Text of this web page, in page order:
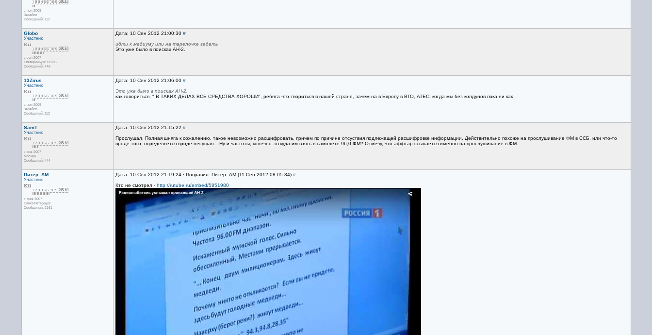
с ноя 2009
Зарайск
Сообщений: 112
Globo
Участник
с сен 2007
Екатеринбург USSS
Сообщений: 445
Дата: 10 Сен 2012 21:00:30 #
идти к медиуму или на тарелочке гадать
Это уже было в поисках АН-2.
13Zirus
Участник
с ноя 2009
Зарайск
Сообщений: 112
Дата: 10 Сен 2012 21:06:00 #
Это уже было в поисках АН-2.
как говориться, " В ТАКИХ ДЕЛАХ ВСЕ СРЕДСТВА ХОРОШИ", ребята что твориться в нашей стране, зачем на в Европу в ВТО, АТЕС, когда мы без колдунов пока ни как
SamT
Участник
с янв 2007
Москва
Сообщений: 444
Дата: 10 Сен 2012 21:15:22 #
Прослушал. Полная шняга к сожалению, такое невозможно расшифровать, причем по причине отсуствия подлежащей расшифровке информации. Действительно похоже на прослушивание ФМ в ССБ, или что-то
вроде того, определяется вроде несущая... Ну и частоты, конечно: откуда им взять в самолете 96,0 ФМ? Отмечу, что аффтар ссылается именно на прослушивание в ФМ.
Питер_AM
Участник
с фев 2007
Санкт-Петербург
Сообщений: 2161
Дата: 10 Сен 2012 21:19:24 · Поправил: Питер_AM (11 Сен 2012 08:05:34) #
Кто не смотрел - http://rutube.ru/embed/5851980